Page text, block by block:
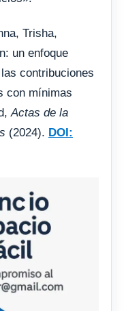
Trisha,
un enfoque
contribuciones
con mínimas
Actas de la
(2024). DOI: